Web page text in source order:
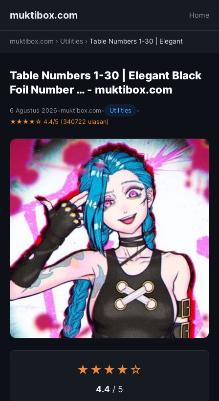
muktibox.com Home
muktibox.com › Utilities › Table Numbers 1-30 | Elegant
Table Numbers 1-30 | Elegant Black
Foil Number … - muktibox.com
6 Agustus 2026 • muktibox.com • Utilities
•
★★★★☆ 4.4/5 (340722 ulasan)
★★★★☆
4.4 / 5